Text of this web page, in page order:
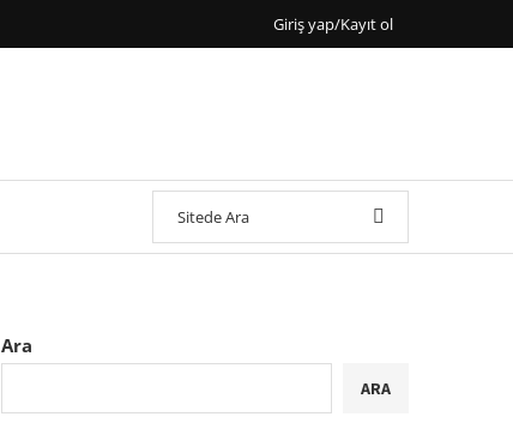
Giriş yap/Kayıt ol
Ara
ARA